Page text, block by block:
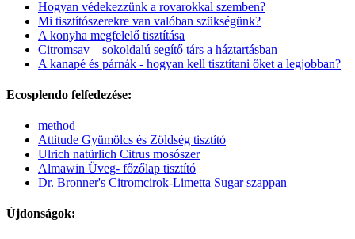
Hogyan védekezzünk a rovarokkal szemben?
Mi tisztítószerekre van valóban szükségünk?
A konyha megfelelő tisztítása
Citromsav – sokoldalú segítő társ a háztartásban
A kanapé és párnák - hogyan kell tisztítani őket a legjobban?
Ecosplendo felfedezése:
method
Attitude Gyümölcs és Zöldség tisztító
Ulrich natürlich Citrus mosószer
Almawin Üveg- főzőlap tisztító
Dr. Bronner's Citromcirok-Limetta Sugar szappan
Újdonságok: